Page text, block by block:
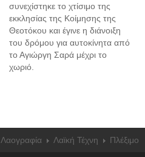
συνεχίστηκε το χτίσιμο της
εκκλησίας της Κοίμησης της
Θεοτόκου και έγινε η διάνοιξη
του δρόμου για αυτοκίνητα από
το Αγιώργη Σαρά μέχρι το
χωριό.
Λαογραφία Λαϊκή Τέχνη Πλέξιμο